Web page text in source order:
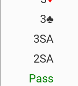
3♣
3SA
2SA
Pass